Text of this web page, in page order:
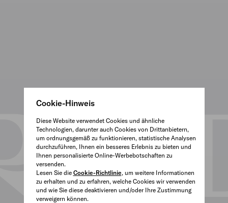
Cookie-Hinweis
Diese Website verwendet Cookies und ähnliche
Technologien, darunter auch Cookies von Drittanbietern,
um ordnungsgemäß zu funktionieren, statistische Analysen
durchzuführen, Ihnen ein besseres Erlebnis zu bieten und
Ihnen personalisierte Online-Werbebotschaften zu
versenden.
Lesen Sie die Cookie-Richtlinie, um weitere Informationen
zu erhalten und zu erfahren, welche Cookies wir verwenden
und wie Sie diese deaktivieren und/oder Ihre Zustimmung
verweigern können.